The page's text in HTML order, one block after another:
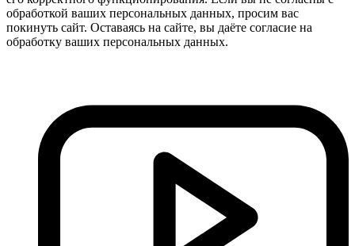
обработкой ваших персональных данных, просим вас
покинуть сайт. Оставаясь на сайте, вы даёте согласие на
обработку ваших персональных данных.